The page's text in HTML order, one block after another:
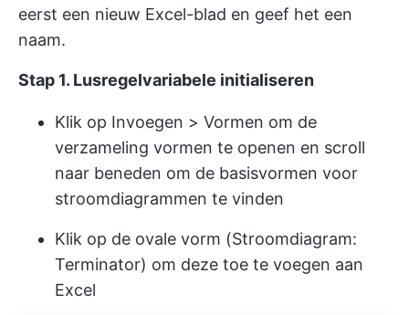
eerst een nieuw Excel-blad en geef het een
naam.
Stap 1. Lusregelvariabele initialiseren
Klik op Invoegen > Vormen om de
verzameling vormen te openen en scroll
naar beneden om de basisvormen voor
stroomdiagrammen te vinden
Klik op de ovale vorm (Stroomdiagram:
Terminator) om deze toe te voegen aan
Excel